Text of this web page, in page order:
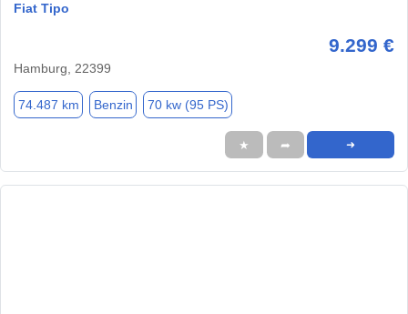
Fiat Tipo
9.299 €
Hamburg, 22399
74.487 km Benzin 70 kw (95 PS)
★ ➦ ➜